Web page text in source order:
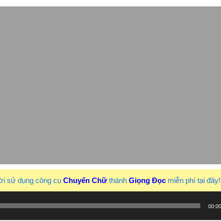
sử dụng công cụ Chuyển Chữ thành Giọng Đọc miễn phí tại đây!
00:00